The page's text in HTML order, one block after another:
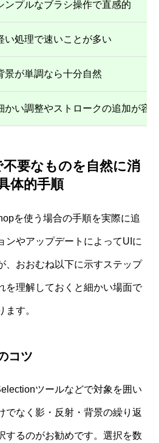
ンプルなブラシ操作で直感的
い処理で速いことが多い
景が単調なら十分自然
かい調整やストロークの追加が容
要なものを自然に消
体的手順
を使う場合の手順を実際に追
ンやアップデートによってUIに
、おおむね以下に示すステップ
を理解しておくと細かい場面で
ます。
コツ
ツールなどで対象を囲い
でなく影・反射・背景の繰り返
するのがお勧めです。選択を数